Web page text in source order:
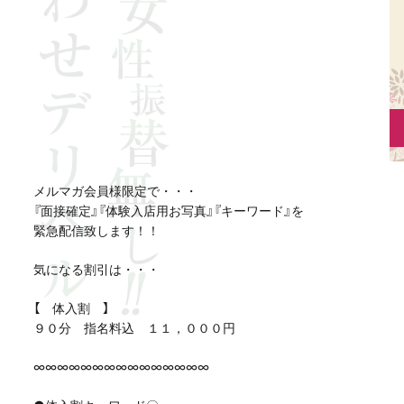
メルマガ会員様限定で・・・
『面接確定』『体験入店用お写真』『キーワード』を
緊急配信致します！！
気になる割引は・・・
【 体入割 】
９０分 指名料込 １１，０００円
∞∞∞∞∞∞∞∞∞∞∞∞∞∞∞